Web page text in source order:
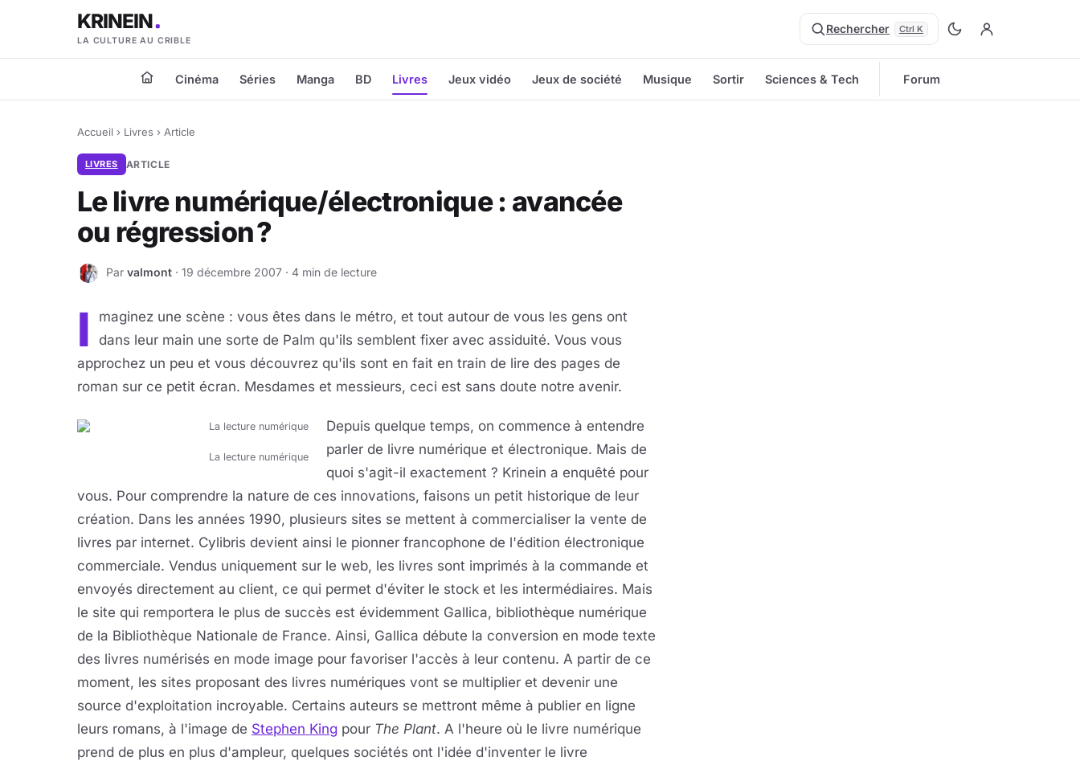
KRINEIN
LA CULTURE AU CRIBLE
Rechercher Ctrl K
Cinéma Séries Manga BD Livres Jeux vidéo Jeux de société Musique Sortir Sciences & Tech Forum
Accueil › Livres › Article
LIVRES ARTICLE
Le livre numérique/électronique : avancée
ou régression ?
V Par valmont · 19 décembre 2007 · 4 min de lecture
I
maginez une scène : vous êtes dans le métro, et tout autour de vous les gens ont
dans leur main une sorte de Palm qu'ils semblent fixer avec assiduité. Vous vous
approchez un peu et vous découvrez qu'ils sont en fait en train de lire des pages de
roman sur ce petit écran. Mesdames et messieurs, ceci est sans doute notre avenir.
La lecture numérique
Depuis quelque temps, on commence à entendre
parler de livre numérique et électronique. Mais de
quoi s'agit-il exactement ? Krinein a enquêté pour
vous. Pour comprendre la nature de ces innovations, faisons un petit historique de leur
création. Dans les années 1990, plusieurs sites se mettent à commercialiser la vente de
livres par internet. Cylibris devient ainsi le pionner francophone de l'édition électronique
commerciale. Vendus uniquement sur le web, les livres sont imprimés à la commande et
envoyés directement au client, ce qui permet d'éviter le stock et les intermédiaires. Mais
le site qui remportera le plus de succès est évidemment Gallica, bibliothèque numérique
de la Bibliothèque Nationale de France. Ainsi, Gallica débute la conversion en mode texte
des livres numérisés en mode image pour favoriser l'accès à leur contenu. A partir de ce
moment, les sites proposant des livres numériques vont se multiplier et devenir une
source d'exploitation incroyable. Certains auteurs se mettront même à publier en ligne
leurs romans, à l'image de Stephen King pour The Plant. A l'heure où le livre numérique
prend de plus en plus d'ampleur, quelques sociétés ont l'idée d'inventer le livre